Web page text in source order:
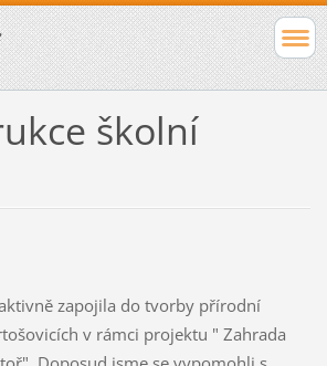
školní
zapojila do tvorby přírodní
v rámci projektu " Zahrada